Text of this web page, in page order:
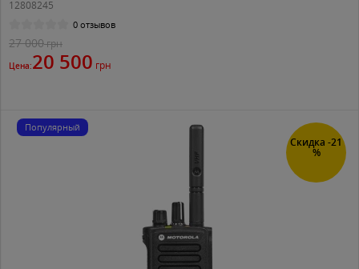
12808245
0 отзывов
27 000грн
Цена:20 500 грн
Скидка -21
%
Популярный